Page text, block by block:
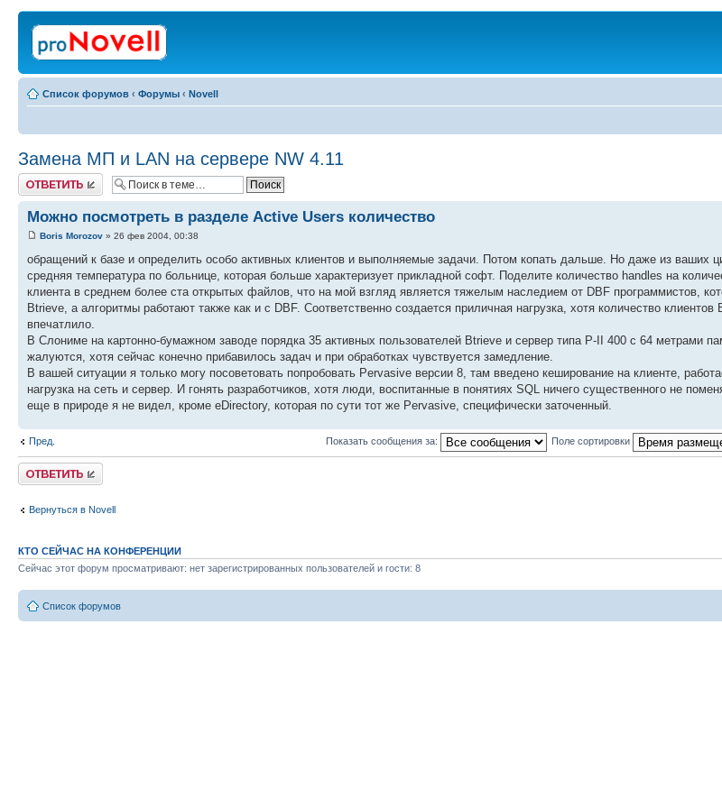
Список форумов ‹ Форумы ‹ Novell
Замена МП и LAN на сервере NW 4.11
Ответить
Можно посмотреть в разделе Active Users количество
Boris Morozov » 26 фев 2004, 00:38
обращений к базе и определить особо активных клиентов и выполняемые задачи. Потом копать дальше. Но даже из ваших
средняя температура по больнице, которая больше характеризует прикладной софт. Поделите количество handles на
клиента в среднем более ста открытых файлов, что на мой взгляд является тяжелым наследием от DBF программистов,
Btrieve, а алгоритмы работают также как и с DBF. Соответственно создается приличная нагрузка, хотя количество
впечатлило.
В Слониме на картонно-бумажном заводе порядка 35 активных пользователей Btrieve и сервер типа P-II 400 c 64 метрами
жалуются, хотя сейчас конечно прибавилось задач и при обработках чувствуется замедление.
В вашей ситуации я только могу посоветовать попробовать Pervasive версии 8, там введено кеширование на клиенте,
нагрузка на сеть и сервер. И гонять разработчиков, хотя люди, воспитанные в понятиях SQL ничего существенного не
еще в природе я не видел, кроме eDirectory, которая по сути тот же Pervasive, специфически заточенный.
Пред. Показать сообщения за: Поле сортировки
Ответить
Вернуться в Novell
КТО СЕЙЧАС НА КОНФЕРЕНЦИИ
Сейчас этот форум просматривают: нет зарегистрированных пользователей и гости: 8
Список форумов